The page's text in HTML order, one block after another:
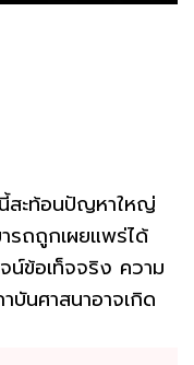
สะท้อนปัญหาใหญ่
รถถูกเผยแพร่ได้
น์ข้อเท็จจริง ความ
นศาสนาอาจเกิด